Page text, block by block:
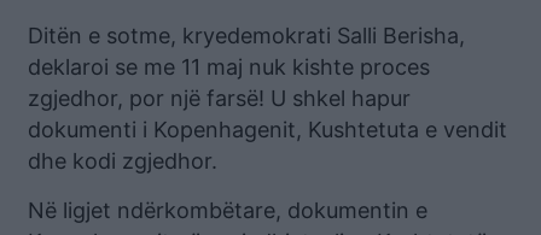
Ditën e sotme, kryedemokrati Salli Berisha,
deklaroi se me 11 maj nuk kishte proces
zgjedhor, por një farsë! U shkel hapur
dokumenti i Kopenhagenit, Kushtetuta e vendit
dhe kodi zgjedhor.
Në ligjet ndërkombëtare, dokumentin e